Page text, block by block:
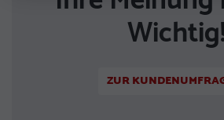
Wichtig!
ZUR